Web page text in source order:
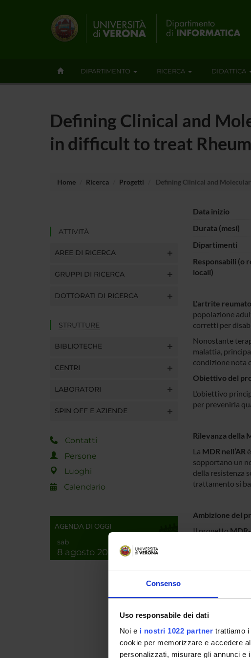
Consenso
Uso responsabile dei dati
Noi e i nostri 1022 partner trattiamo
cookie per memorizzare e accedere
personalizzati, misurare gli annunci
DIPARTIMENTO RICERCA DIDATTICA
Defining Clinical and
in difficult to treat
Home Ricerca Progetti Defining Clinical and
ATTIVITÀ
AREE DI RICERCA
GRUPPI DI RICERCA
DOTTORATI DI RICERCA
STRUTTURE
BIBLIOTECHE
CENTRI
LABORATORI
SPIN OFF E AZIENDE
Contatti
Persone
Luoghi
Calendario
AGENDA DI OGGI
sab
8 agosto 2026
Data inizio
Durata (mesi)
Dipartimenti
Responsabili (o
locali)
L'artrite
popolazione
corretti per
Nonostante
malattia,
condizione nota
Obiettivo del
L’obiettivo
per prevenirla
Rilevanza della
La MDR nell’AR
sopportano un
della resistenza
trattamento si
Ambizione del
Il progetto
Il potenziale
pratica clinica
precoce.
Infine, una
promuoverà